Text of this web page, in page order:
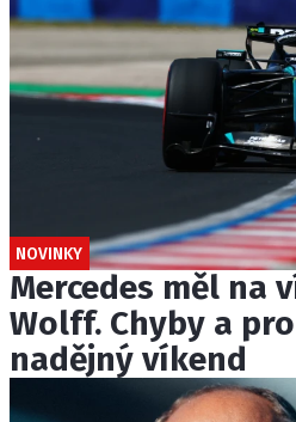
NOVINKY
Mercedes měl na
Wolff. Chyby a
nadějný víkend